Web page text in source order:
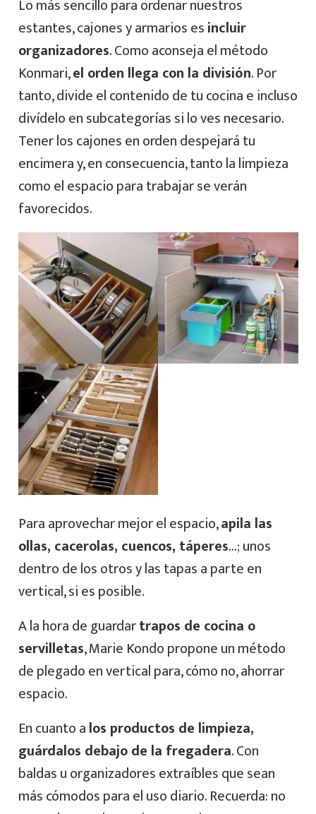
Lo más sencillo para ordenar nuestros
estantes, cajones y armarios esincluir
organizadores. Como aconseja el método
Konmari,el orden llega con la división. Por
tanto, divide el contenido de tu cocina e incluso
divídelo en subcategorías si lo ves necesario.
Tener los cajones en orden despejará tu
encimera y, en consecuencia, tanto la limpieza
como el espacio para trabajar se verán
favorecidos.
Para aprovechar mejor el espacio,apila las
ollas, cacerolas, cuencos, táperes…; unos
dentro de los otros y las tapas a parte en
vertical, si es posible.
A la hora de guardartrapos de cocina o
servilletas, Marie Kondo propone un método
de plegado en vertical para, cómo no, ahorrar
espacio.
En cuanto alos productos de limpieza,
guárdalos debajo de la fregadera. Con
baldas u organizadores extraíbles que sean
más cómodos para el uso diario. Recuerda: no